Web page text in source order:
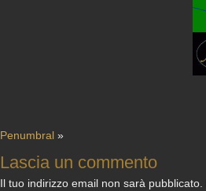
Penumbral »
Lascia un commento
Il tuo indirizzo email non sarà pubblicato.